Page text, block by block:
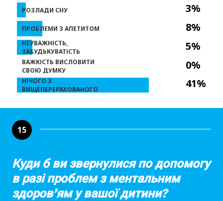
3%
8%
5%
0%
41%
РОЗЛАДИ СНУ
ПРОБЛЕМИ З АПЕТИТОМ
НЕУВАЖНІСТЬ,
ЗАБУДЬКУВАТІСТЬ
ВАЖКІСТЬ ВИСЛОВИТИ
СВОЮ ДУМКУ
НІЧОГО З
ВИЩЕПЕРЕРАХОВАНОГО
15
Куди б ви звернулися по допомогу
в разі проблем з ментальним
здоров’ям у вашої дитини?